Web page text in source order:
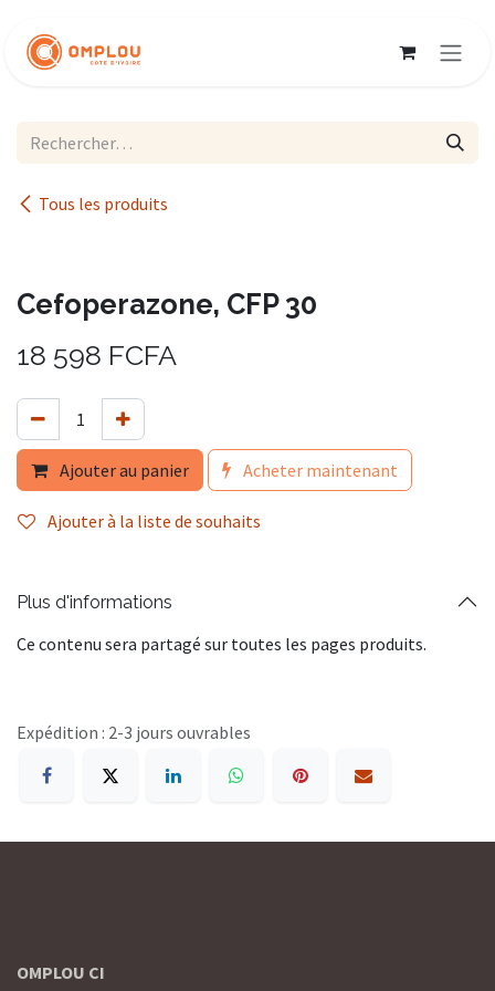
Tous les produits
Cefoperazone, CFP 30
18 598 FCFA
Ajouter au panier Acheter maintenant
Ajouter à la liste de souhaits
Plus d'informations
Ce contenu sera partagé sur toutes les pages produits.
Expédition : 2-3 jours ouvrables
OMPLOU CI